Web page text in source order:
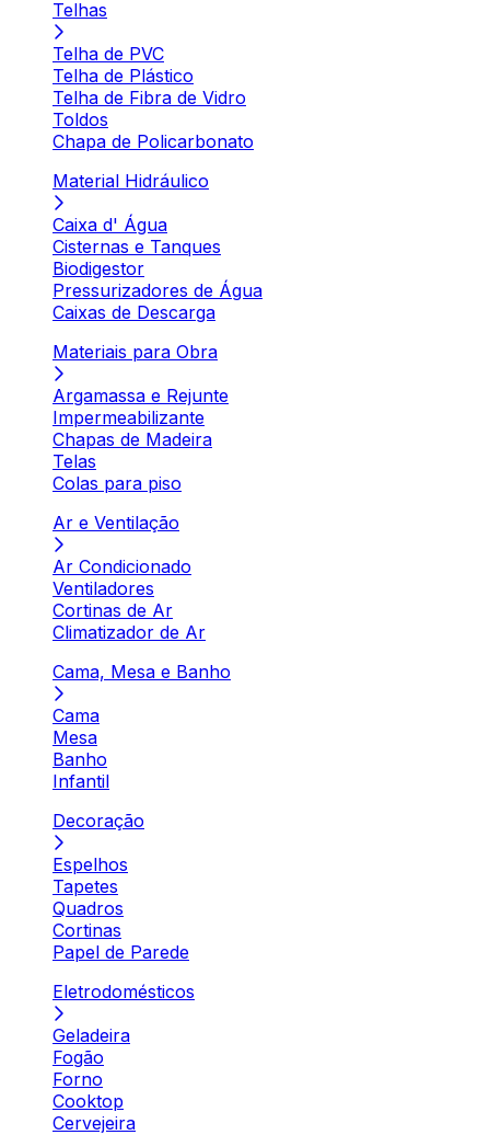
Telhas
Telha de PVC
Telha de Plástico
Telha de Fibra de Vidro
Toldos
Chapa de Policarbonato
Material Hidráulico
Caixa d' Água
Cisternas e Tanques
Biodigestor
Pressurizadores de Água
Caixas de Descarga
Materiais para Obra
Argamassa e Rejunte
Impermeabilizante
Chapas de Madeira
Telas
Colas para piso
Ar e Ventilação
Ar Condicionado
Ventiladores
Cortinas de Ar
Climatizador de Ar
Cama, Mesa e Banho
Cama
Mesa
Banho
Infantil
Decoração
Espelhos
Tapetes
Quadros
Cortinas
Papel de Parede
Eletrodomésticos
Geladeira
Fogão
Forno
Cooktop
Cervejeira